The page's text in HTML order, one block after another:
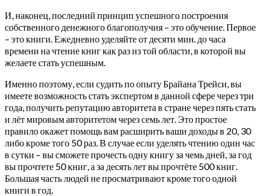
И, наконец, последний принцип успешного построения
собственного денежного благополучия – это обучение. Первое
– это книги. Ежедневно уделяйте от десяти мин. до часа
времени на чтение книг как раз из той области, в которой вы
желаете стать успешным.
Именно поэтому, если судить по опыту Брайана Трейси, вы
имеете возможность стать экспертом в данной сфере через три
года, получить репутацию авторитета в стране через пять стать
и лёт мировым авторитетом через семь лет. Это простое
правило окажет помощь вам расширить ваши доходы в 20, 30
либо кроме того 50 раз. В случае если уделять чтению один час
в сутки – вы сможете прочесть одну книгу за чемь дней, за год
вы прочтете 50 книг, а за десять лет вы прочтёте 500 книг.
Большая часть людей не просматривают кроме того одной
книги в год.